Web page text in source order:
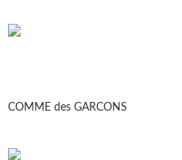
COMME des GARCONS